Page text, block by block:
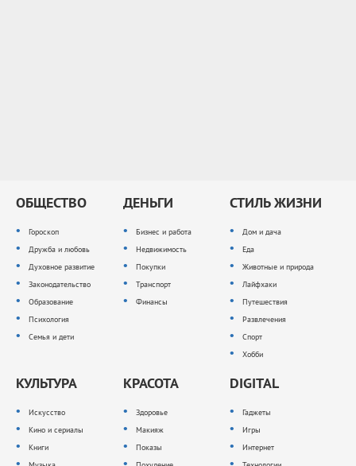
ОБЩЕСТВО
Гороскоп
Дружба и любовь
Духовное развитие
Законодательство
Образование
Психология
Семья и дети
ДЕНЬГИ
Бизнес и работа
Недвижимость
Покупки
Транспорт
Финансы
СТИЛЬ ЖИЗНИ
Дом и дача
Еда
Животные и природа
Лайфхаки
Путешествия
Развлечения
Спорт
Хобби
КУЛЬТУРА
Искусство
Кино и сериалы
Книги
КРАСОТА
Здоровье
Макияж
Показы
DIGITAL
Гаджеты
Игры
Интернет